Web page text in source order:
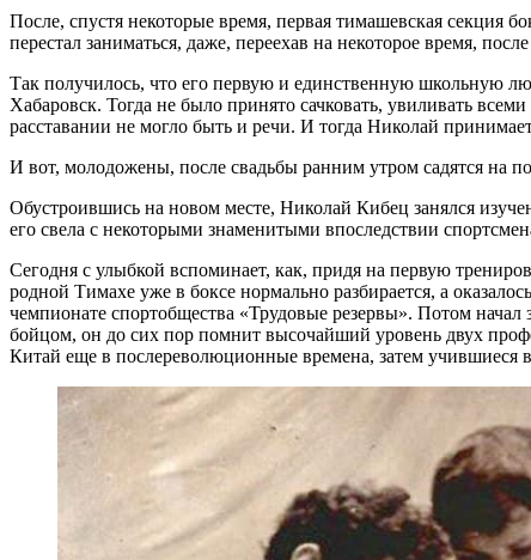
После, спустя некоторые время, первая тимашевская секция
перестал заниматься, даже, переехав на некоторое время,
Так получилось, что его первую и единственную школьную
Хабаровск. Тогда не было принято сачковать, увиливать
расставании не могло быть и речи. И тогда Николай
И вот, молодожены, после свадьбы ранним утром садятся на
Обустроившись на новом месте, Николай Кибец занялся
его свела с некоторыми знаменитыми впоследствии
Сегодня с улыбкой вспоминает, как, придя на первую
родной Тимахе уже в боксе нормально разбирается, а
чемпионате спортобщества «Трудовые резервы». Потом
бойцом, он до сих пор помнит высочайший уровень двух
Китай еще в послереволюционные времена, затем учившиеся